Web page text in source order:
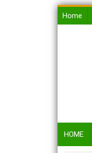
Skip
to
Home
HOME